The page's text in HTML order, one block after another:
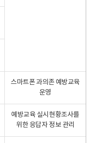
스마트폰 과의존 예방교육
운영
예방교육 실시현황조사를
위한 응답자 정보 관리